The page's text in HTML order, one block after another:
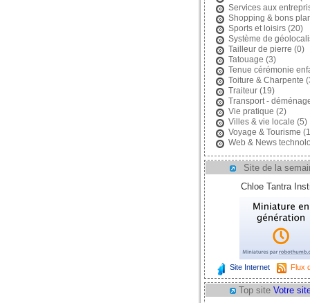
Services aux
Shopping & bons
Sports et loisirs(20)
Système de
Tailleur de pierre (0)
Tatouage (3)
Tenue cérémonie
Toiture & Charpente
Traiteur(19)
Transport -
Vie pratique (2)
Villes & vie locale (5)
Voyage & Tourisme
Web & News
Site de la
Chloe Tantra
Site Internet Flux
Top site Votre